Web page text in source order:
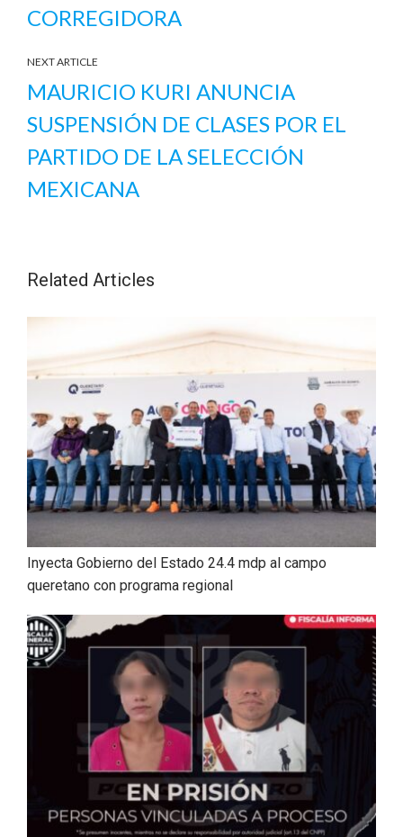
CORREGIDORA
NEXT ARTICLE
MAURICIO KURI ANUNCIA
SUSPENSIÓN DE CLASES POR EL
PARTIDO DE LA SELECCIÓN
MEXICANA
Related Articles
Inyecta Gobierno del Estado 24.4 mdp al campo
queretano con programa regional